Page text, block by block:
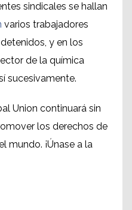
sindicales se hallan
varios trabajadores
y en los
de la química
sucesivamente.
Union continuará sin
los derechos de
mundo. ¡Únase a la